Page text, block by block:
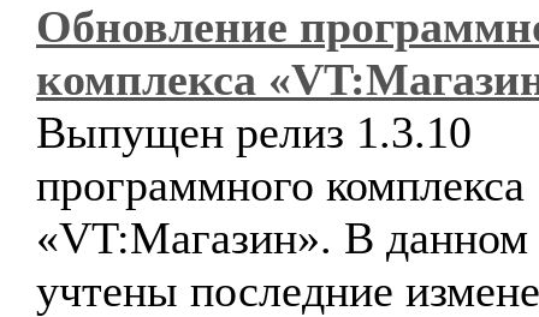
Обновление
комплекса
Выпущен релиз 1.3.10
программного комплекса
«VT:Магазин». В данном
учтены последние